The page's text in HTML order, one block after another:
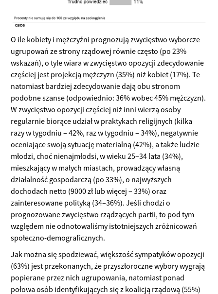
O ile kobiety i mężczyźni prognozują zwycięstwo wyborcze
ugrupowań ze strony rządowej równie często (po 23%
wskazań), o tyle wiara w zwycięstwo opozycji zdecydowanie
częściej jest projekcją mężczyzn (35%) niż kobiet (17%). Te
natomiast bardziej zdecydowanie dają obu stronom
podobne szanse (odpowiednio: 36% wobec 45% mężczyzn).
W zwycięstwo opozycji częściej niż inni wierzą osoby
regularnie biorące udział w praktykach religijnych (kilka
razy w tygodniu – 42%, raz w tygodniu – 34%), negatywnie
oceniające swoją sytuację materialną (42%), a także ludzie
młodzi, choć nienajmłodsi, w wieku 25–34 lata (34%),
mieszkający w małych miastach, prowadzący własną
działalność gospodarczą (po 33%), o najwyższych
dochodach netto (9000 zł lub więcej – 33%) oraz
zainteresowane polityką (34–36%). Jeśli chodzi o
prognozowane zwycięstwo rządzących partii, to pod tym
względem nie odnotowaliśmy istotniejszych zróżnicowań
społeczno-demograficznych.
Jak można się spodziewać, większość sympatyków opozycji
(63%) jest przekonanych, że przyszłoroczne wybory wygrają
popierane przez nich ugrupowania, natomiast ponad
połowa osób identyfikujących się z koalicją rządową (55%)